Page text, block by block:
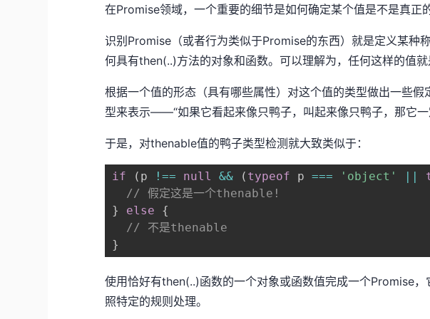
在Promise领域，一个重要的细节是如何确定某个值是不是真正
识别Promise（或者行为类似于Promise的东西）就是定义某种
何具有then(..)方法的对象和函数。可以理解为，任何这样的值
根据一个值的形态（具有哪些属性）对这个值的类型做出一些
型来表示——“如果它看起来像只鸭子，叫起来像只鸭子，那它一
于是，对thenable值的鸭子类型检测就大致类似于：
if ( p !== null && ( typeof p === 'object' ||
// 假定这是一个thenable!
}
else
{
// 不是thenable
}
使用恰好有then(..)函数的一个对象或函数值完成一个Promise
照特定的规则处理。